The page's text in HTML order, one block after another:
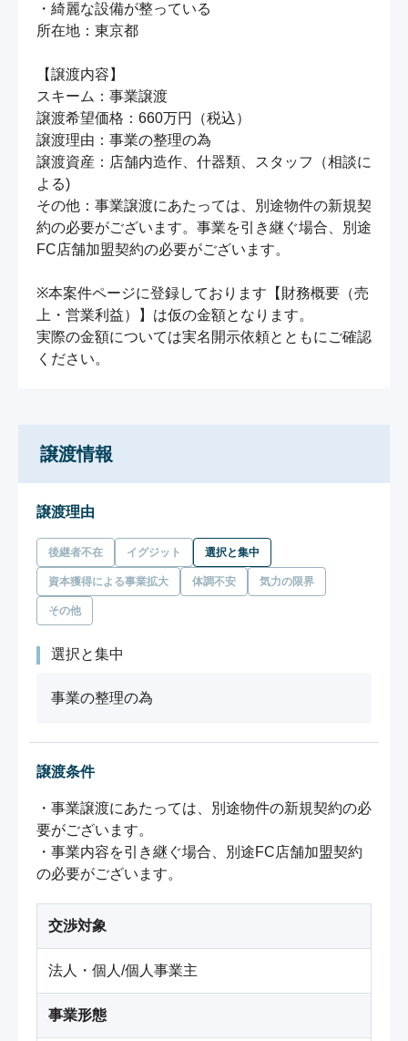
・綺麗な設備が整っている
所在地：東京都
【譲渡内容】
スキーム：事業譲渡
譲渡希望価格：660万円（税込）
譲渡理由：事業の整理の為
譲渡資産：店舗内造作、什器類、スタッフ（相談に
よる)
その他：事業譲渡にあたっては、別途物件の新規契
約の必要がございます。事業を引き継ぐ場合、別途
FC店舗加盟契約の必要がございます。
※本案件ページに登録しております【財務概要（売
上・営業利益）】は仮の金額となります。
実際の金額については実名開示依頼とともにご確認
ください。
譲渡情報
譲渡理由
後継者不在 イグジット 選択と集中
資本獲得による事業拡大 体調不安 気力の限界
その他
選択と集中
事業の整理の為
譲渡条件
・事業譲渡にあたっては、別途物件の新規契約の必
要がございます。
・事業内容を引き継ぐ場合、別途FC店舗加盟契約
の必要がございます。
交渉対象
法人・個人/個人事業主
事業形態